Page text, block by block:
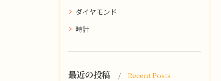
ダイヤモンド
時計
最近の投稿 Recent Posts